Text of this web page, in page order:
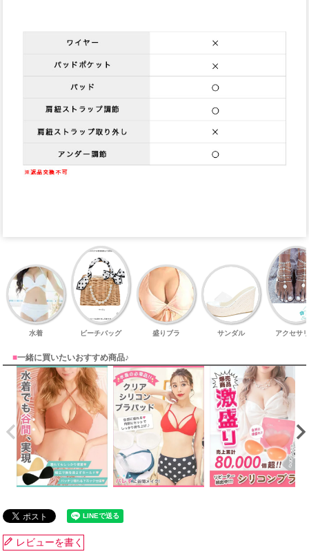
水着 ビーチバッグ 盛りブラ サンダル アクセサ
■一緒に買いたいおすすめ商品♪
レビューを書く